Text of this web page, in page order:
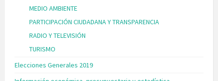
MEDIO AMBIENTE
PARTICIPACIÓN CIUDADANA Y TRANSPARENCIA
RADIO Y TELEVISIÓN
TURISMO
Elecciones Generales 2019